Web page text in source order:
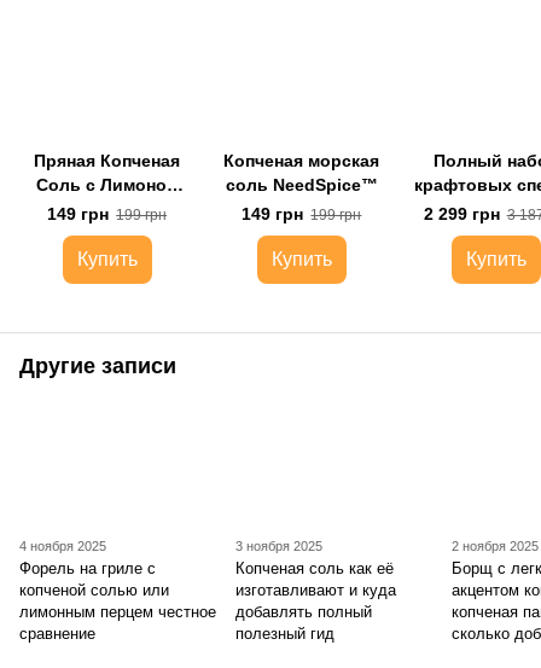
Пряная Копченая
Соль с Лимоном
NeedSpice™
149 грн 199 грн
Купить
Копченая морская
соль NeedSpice™
149 грн 199 грн
Купить
Полный
крафтовых
органайзером
баночек
2 299 грн 3
Купить
Другие записи
4 ноября 2025
Форель на гриле с
копченой солью или
лимонным перцем честное
сравнение
3 ноября 2025
Копченая соль как её
изготавливают и куда
добавлять полный
полезный гид
2 ноября 2025
Борщ с
акцентом
копченая
сколько